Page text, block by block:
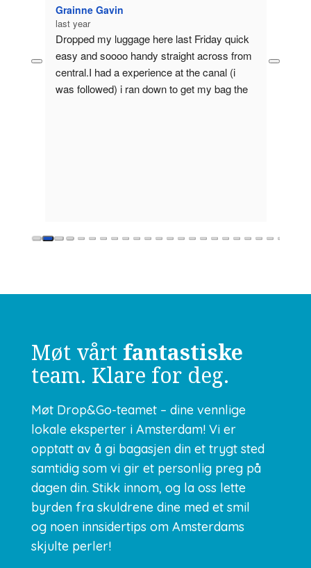
Grainne Gavin
last year
Dropped my luggage here last Friday quick
easy and soooo handy straight across from
central.I had a experience at the canal (i
was followed) i ran down to get my bag the
Møt vårt fantastiske
team. Klare for deg.
Møt Drop&Go-teamet – dine vennlige
lokale eksperter i Amsterdam! Vi er
opptatt av å gi bagasjen din et trygt sted
samtidig som vi gir et personlig preg på
dagen din. Stikk innom, og la oss lette
byrden fra skuldrene dine med et smil
og noen innsidertips om Amsterdams
skjulte perler!